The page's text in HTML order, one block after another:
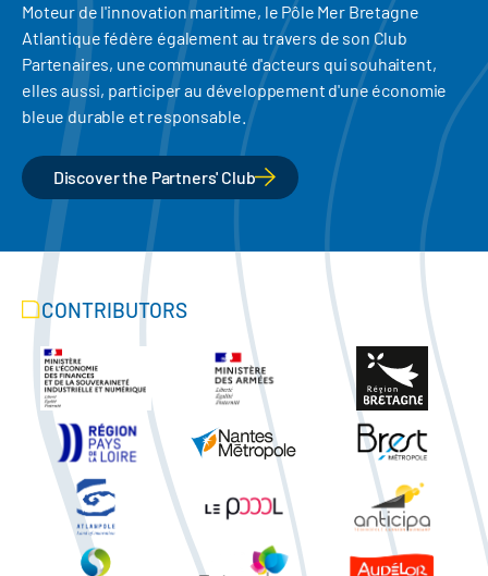
Moteur de l'innovation maritime, le Pôle Mer Bretagne
Atlantique fédère également au travers de son Club
Partenaires, une communauté d'acteurs qui souhaitent,
elles aussi, participer au développement d'une économie
bleue durable et responsable.
Discover the Partners' Club
CONTRIBUTORS